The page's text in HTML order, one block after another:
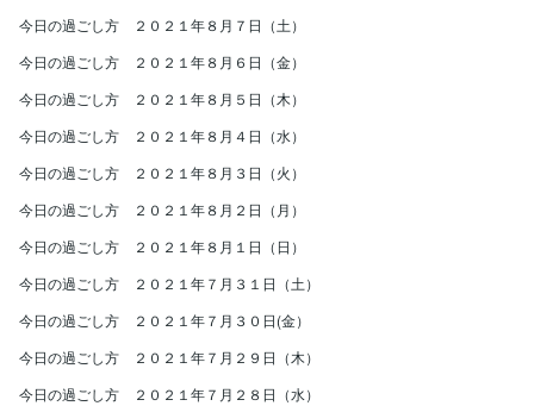
今日の過ごし方 ２０２１年８月７日（土）
今日の過ごし方 ２０２１年８月６日（金）
今日の過ごし方 ２０２１年８月５日（木）
今日の過ごし方 ２０２１年８月４日（水）
今日の過ごし方 ２０２１年８月３日（火）
今日の過ごし方 ２０２１年８月２日（月）
今日の過ごし方 ２０２１年８月１日（日）
今日の過ごし方 ２０２１年７月３１日（土）
今日の過ごし方 ２０２１年７月３０日(金）
今日の過ごし方 ２０２１年７月２９日（木）
今日の過ごし方 ２０２１年７月２８日（水）